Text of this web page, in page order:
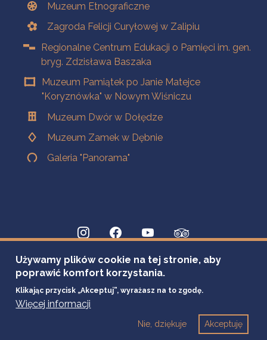
Muzeum Etnograficzne
Zagroda Felicji Curyłowej w Zalipiu
Regionalne Centrum Edukacji o Pamięci im. gen.
bryg. Zdzisława Baszaka
Muzeum Pamiątek po Janie Matejce
"Koryznówka" w Nowym Wiśniczu
Muzeum Dwór w Dołędze
Muzeum Zamek w Dębnie
Galeria "Panorama"
Używamy plików cookie na tej stronie, aby
poprawić komfort korzystania.
Klikając przycisk „Akceptuj”, wyrażasz na to zgodę.
Więcej informacji
Akceptuję
Nie, dziękuje